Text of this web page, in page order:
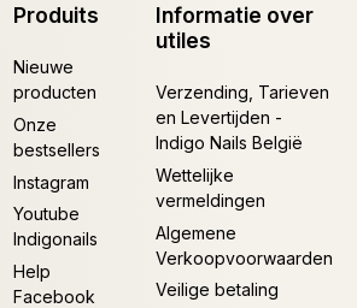
Produits
Nieuwe
producten
Onze
bestsellers
Instagram
Youtube
Indigonails
Help
Facebook
Informatie over
utiles
Verzending, Tarieven
en Levertijden -
Indigo Nails België
Wettelijke
vermeldingen
Algemene
Verkoopvoorwaarden
Veilige betaling